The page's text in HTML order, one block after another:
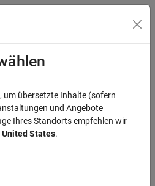
Off-Canvas-
Übersetzung übersetzt.
um übersetzte Inhalte (sofern
und Angebote
Ihres Standorts empfehlen wir
United States.